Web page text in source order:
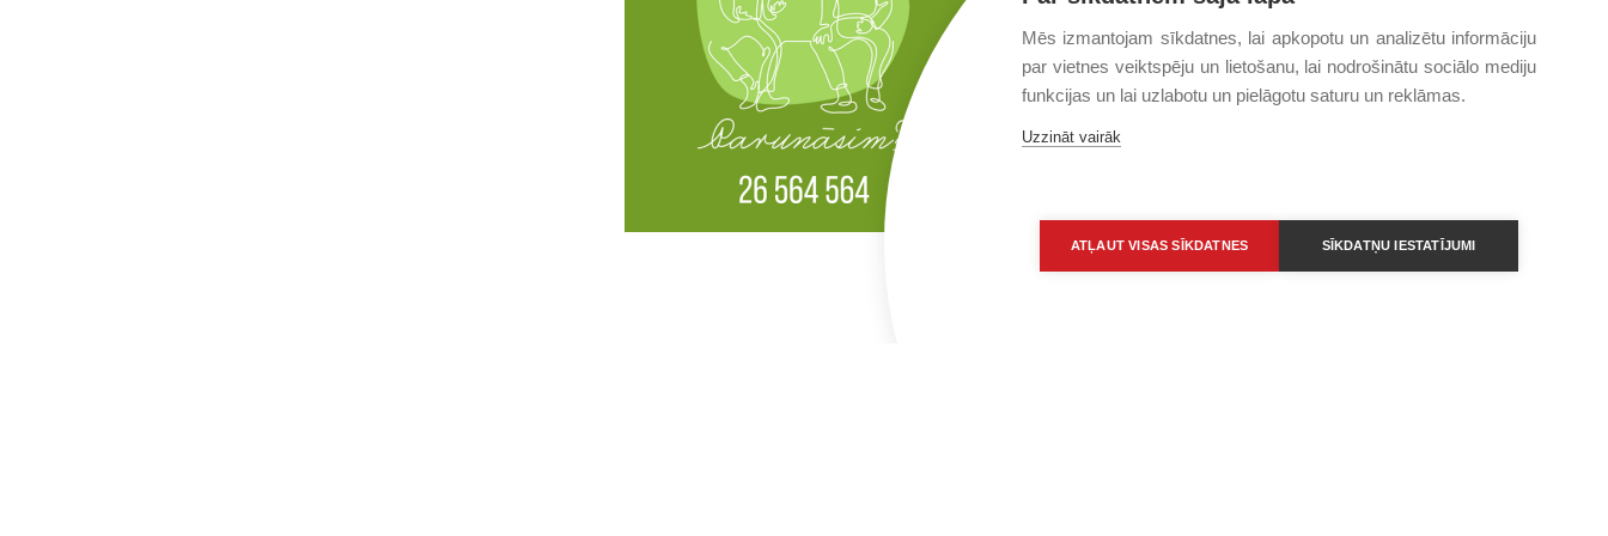
Mēs izmantojam sīkdatnes, lai apkopotu un analizētu informāciju
par vietnes veiktspēju un lietošanu, lai nodrošinātu sociālo mediju
funkcijas un lai uzlabotu un pielāgotu saturu un reklāmas.
Uzzināt vairāk
ATĻAUT VISAS SĪKDATNES SĪKDATŅU IESTATĪJUMI